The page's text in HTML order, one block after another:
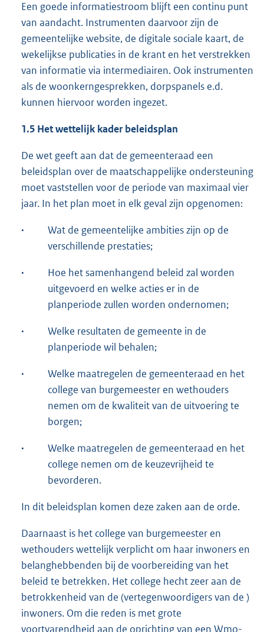
Een goede informatiestroom blijft een continu punt
van aandacht. Instrumenten daarvoor zijn de
gemeentelijke website, de digitale sociale kaart, de
wekelijkse publicaties in de krant en het verstrekken
van informatie via intermediairen. Ook instrumenten
als de woonkerngesprekken, dorpspanels e.d.
kunnen hiervoor worden ingezet.
1.5 Het wettelijk kader beleidsplan
De wet geeft aan dat de gemeenteraad een
beleidsplan over de maatschappelijke ondersteuning
moet vaststellen voor de periode van maximaal vier
jaar. In het plan moet in elk geval zijn opgenomen:
·
Wat de gemeentelijke ambities zijn op de
verschillende prestaties;
·
Hoe het samenhangend beleid zal worden
uitgevoerd en welke acties er in de
planperiode zullen worden ondernomen;
·
Welke resultaten de gemeente in de
planperiode wil behalen;
·
Welke maatregelen de gemeenteraad en het
college van burgemeester en wethouders
nemen om de kwaliteit van de uitvoering te
borgen;
·
Welke maatregelen de gemeenteraad en het
college nemen om de keuzevrijheid te
bevorderen.
In dit beleidsplan komen deze zaken aan de orde.
Daarnaast is het college van burgemeester en
wethouders wettelijk verplicht om haar inwoners en
belanghebbenden bij de voorbereiding van het
beleid te betrekken. Het college hecht zeer aan de
betrokkenheid van de (vertegenwoordigers van de )
inwoners. Om die reden is met grote
voortvarendheid aan de oprichting van een Wmo-